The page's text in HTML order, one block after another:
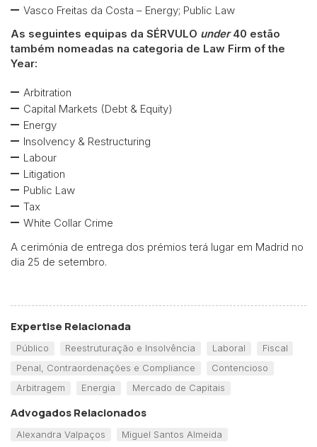
Vasco Freitas da Costa – Energy; Public Law
As seguintes equipas da SÉRVULO under40 estão
também nomeadas na categoria de Law Firm of the
Year:
Arbitration
Capital Markets (Debt & Equity)
Energy
Insolvency & Restructuring
Labour
Litigation
Public Law
Tax
White Collar Crime
A cerimónia de entrega dos prémios terá lugar em Madrid no
dia 25 de setembro.
Expertise Relacionada
Público Reestruturação e Insolvência Laboral
Fiscal
Penal, Contraordenações e Compliance
Contencioso
Arbitragem
Energia Mercado de Capitais
Advogados Relacionados
Alexandra Valpaços
Miguel Santos Almeida